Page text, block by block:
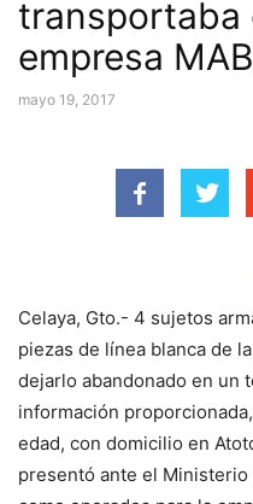
transportaba
empresa
mayo 19, 2017
Celaya, Gto.- 4 sujetos
piezas de línea blanca de
dejarlo abandonado en un
información
edad, con domicilio en
presentó ante el